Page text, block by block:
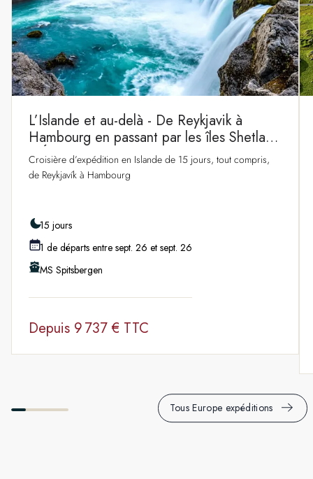
L’Islande et au-delà - De Reykjavik à
Hambourg en passant par les îles Shetland
d’Écosse
Croisière d’expédition en Islande de 15 jours, tout compris,
de Reykjavík à Hambourg
15 jours
1 de départs entre sept. 26 et sept. 26
MS Spitsbergen
Depuis 9 737 € TTC
Tous Europe expéditions